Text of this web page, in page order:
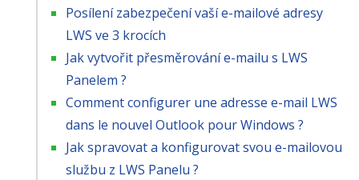
Posílení zabezpečení vaší e-mailové adresy
LWS ve 3 krocích
Jak vytvořit přesměrování e-mailu s LWS
Panelem ?
Comment configurer une adresse e-mail LWS
dans le nouvel Outlook pour Windows ?
Jak spravovat a konfigurovat svou e-mailovou
službu z LWS Panelu ?